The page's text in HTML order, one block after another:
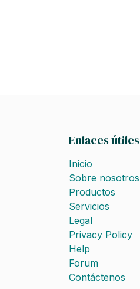
Enlaces útiles
Inicio
Sobre nosotros
Productos
Servicios
Legal
Privacy Policy
Help
Forum
Contáctenos